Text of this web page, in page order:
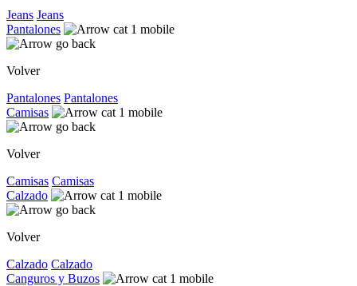
Jeans Jeans
Pantalones
Volver
Pantalones Pantalones
Camisas
Volver
Camisas Camisas
Calzado
Volver
Calzado Calzado
Canguros y Buzos